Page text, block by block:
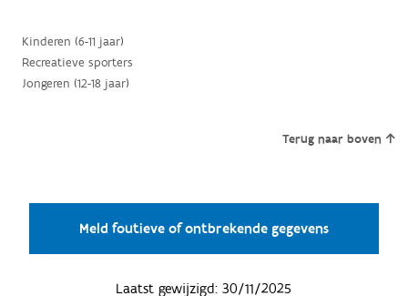
Kinderen (6-11 jaar)
Recreatieve sporters
Jongeren (12-18 jaar)
Terug naar boven
Meld foutieve of ontbrekende gegevens
Laatst gewijzigd:30/11/2025